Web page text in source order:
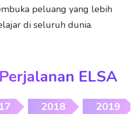
peluang yang lebih
di seluruh dunia.
ELSA
2018 2019